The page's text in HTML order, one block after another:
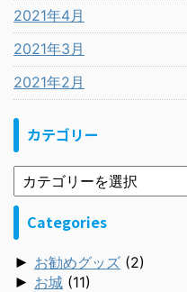
2021年4月
2021年3月
2021年2月
カテゴリー
Categories
► お勧めグッズ (2)
► お城 (11)